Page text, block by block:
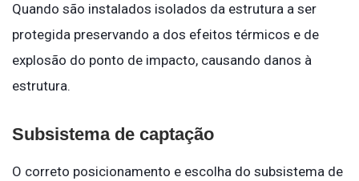
Quando são instalados isolados da estrutura a ser
protegida preservando a dos efeitos térmicos e de
explosão do ponto de impacto, causando danos à
estrutura.
Subsistema de captação
O correto posicionamento e escolha do subsistema de